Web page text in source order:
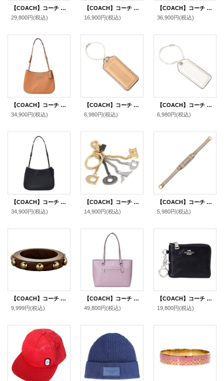
【COACH】コーチ ウール レーヨン シグネチャー ショール ストール チャーク〔日本未発売〕
29,800円(税込)
【COACH】コーチ ワイド ターンロック チェーン バングル ブラック（日本未発売）
16,900円(税込)
【COACH】コーチ 長財布 キルティング シャイニー スムースレザー ロゴ リストレット ロング ジップ アラウンド 長財布 シナモン（日本未発売）
36,900円(税込)
【COACH】コーチ スムースレザー ペネロペ ロゴ ショルダー ハンドバッグ ライトサドル(日本未発売）
34,900円(税込)
【COACH】コーチ レザー ハングタグ ロゴ チャーム キーホルダー マルチ（日本未発売）
6,980円(税込)
【COACH】コーチ レザー ハングタグ ロゴ チャーム キーホルダー チャーク（日本未発売）
6,980円(税込)
【COACH】コーチ スムースレザー ペネロペ ロゴ スリム ショルダー ハンドバッグ ブラック(日本未発売）
34,900円(税込)
【COACH】コーチ メタル パーフォレーテッド コーチ ロゴ バッグチャーム キーリング キーホルダー マルチ（日本未発売）
14,900円(税込)
【COACH】コーチ レザー ショルダー ストラップ グレー（日本未発売）
5,980円(税込)
【COACH】コーチ ウッド グロメット バングル 〔日本未発売〕
9,999円(税込)
【COACH】コーチ バッグ トート レザー ステーション ジップ トートバッグ ジャスミン〔日本未発売〕
49,800円(税込)
【COACH】コーチ 財布 シャイニー スムースレザー ロゴ キーリング チャーム付き スモール コーナー ジップ ウォレット 財布 ブラック〔日本未発売〕
19,800円(税込)